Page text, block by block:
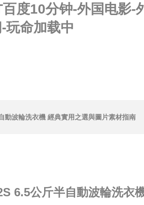
度10分钟-外国电影
玩命加载中
動波輪洗衣機 經典實用之選與圖片素材指南
6.5公斤半自動波輪洗衣